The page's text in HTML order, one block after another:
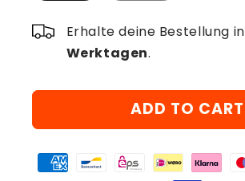
Erhalte deine Bestellung in
Werktagen.
ADD TO CART